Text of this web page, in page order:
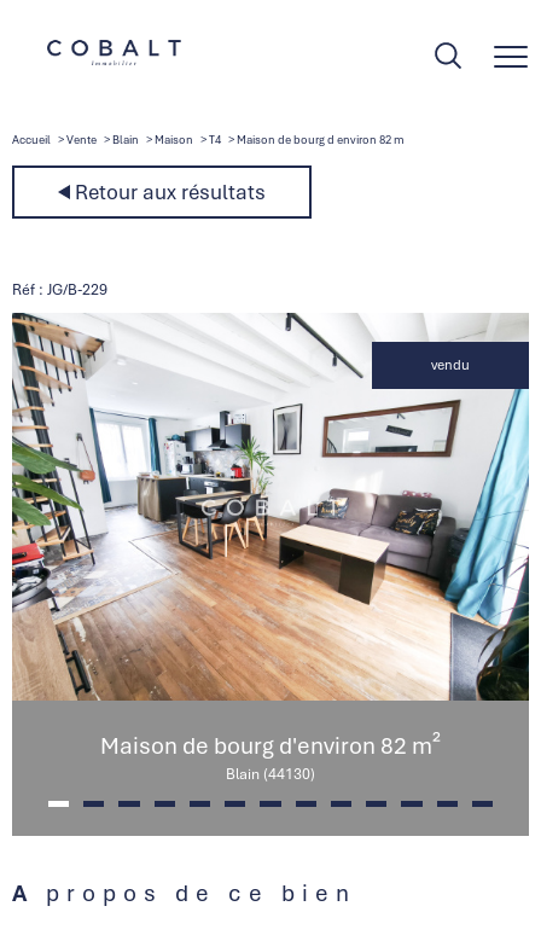
Accueil Vente Blain Maison T4 Maison de bourg d environ 82 m
Retour aux résultats
Réf : JG/B-229
vendu
Maison de bourg d'environ 82 m²
Blain (44130)
A propos de ce bien